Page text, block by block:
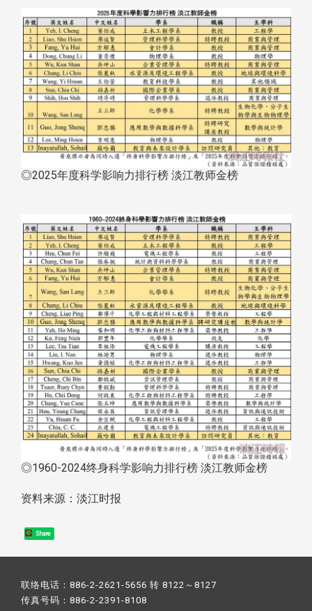
◎2025年度科学影响力排行榜 淡江教师金榜
◎1960-2024终身科学影响力排行榜 淡江教师金榜
资料来源：淡江时报
Share
联络电话：886-2-2621-5656 转 8122～8127
传真号码：886-2-2391-8108